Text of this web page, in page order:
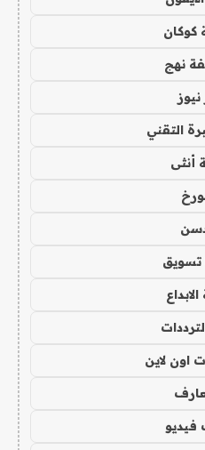
كوكان
نهج
نيوز
التقني
أنثى
تسويق
اون لاين
فيديو